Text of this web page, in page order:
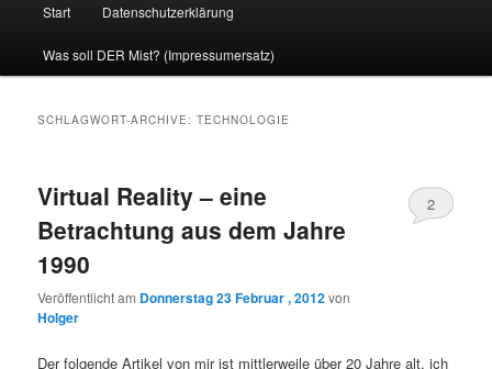
Zum
Inhalt
Zum
sekundären
Start Datenschutzerklärung
Was soll DER Mist? (Impressumersatz)
SCHLAGWORT-ARCHIVE:TECHNOLOGIE
Virtual Reality – eine
Betrachtung aus dem Jahre
1990
Veröffentlicht am Donnerstag 23 Februar , 2012von
Holger
2
Der folgende Artikel von mir ist mittlerweile über 20 Jahre alt, ich